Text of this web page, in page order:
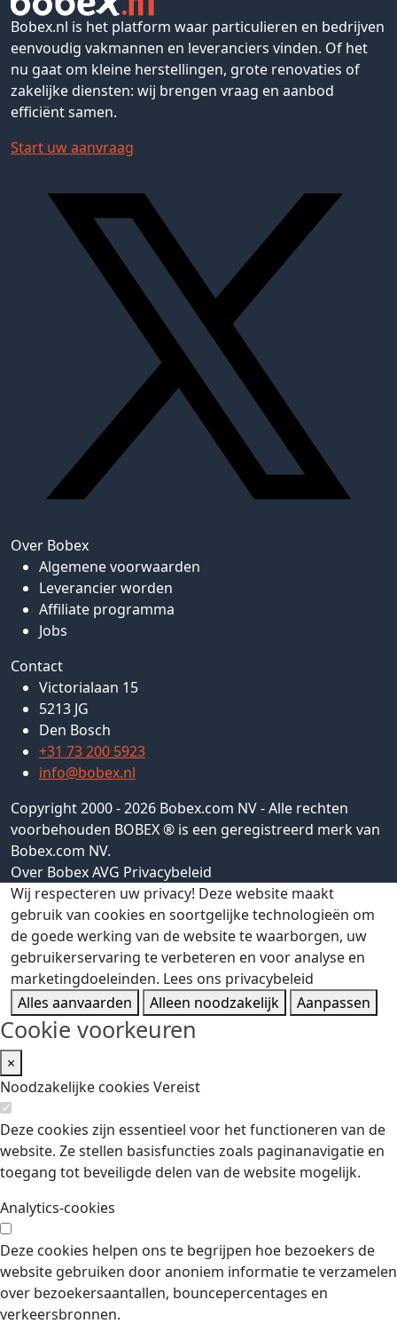
Bobex.nl is het platform waar particulieren en bedrijven
eenvoudig vakmannen en leveranciers vinden. Of het
nu gaat om kleine herstellingen, grote renovaties of
zakelijke diensten: wij brengen vraag en aanbod
efficiënt samen.
Start uw aanvraag
Over Bobex
Algemene voorwaarden
Leverancier worden
Affiliate programma
Jobs
Contact
Victorialaan 15
5213 JG
Den Bosch
+31 73 200 5923
info@bobex.nl
Copyright 2000 - 2026 Bobex.com NV - Alle rechten
voorbehouden BOBEX ® is een geregistreerd merk van
Bobex.com NV.
Over BobexAVG Privacybeleid
Wij respecteren uw privacy! Deze website maakt
gebruik van cookies en soortgelijke technologieën om
de goede werking van de website te waarborgen, uw
gebruikerservaring te verbeteren en voor analyse en
marketingdoeleinden. Lees ons privacybeleid
Alles aanvaarden
Alleen noodzakelijk Aanpassen
Cookie voorkeuren
×
Noodzakelijke cookies Vereist
Deze cookies zijn essentieel voor het functioneren van de
website. Ze stellen basisfuncties zoals paginanavigatie en
toegang tot beveiligde delen van de website mogelijk.
Analytics-cookies
Deze cookies helpen ons te begrijpen hoe bezoekers de
website gebruiken door anoniem informatie te verzamelen
over bezoekersaantallen, bouncepercentages en
verkeersbronnen.